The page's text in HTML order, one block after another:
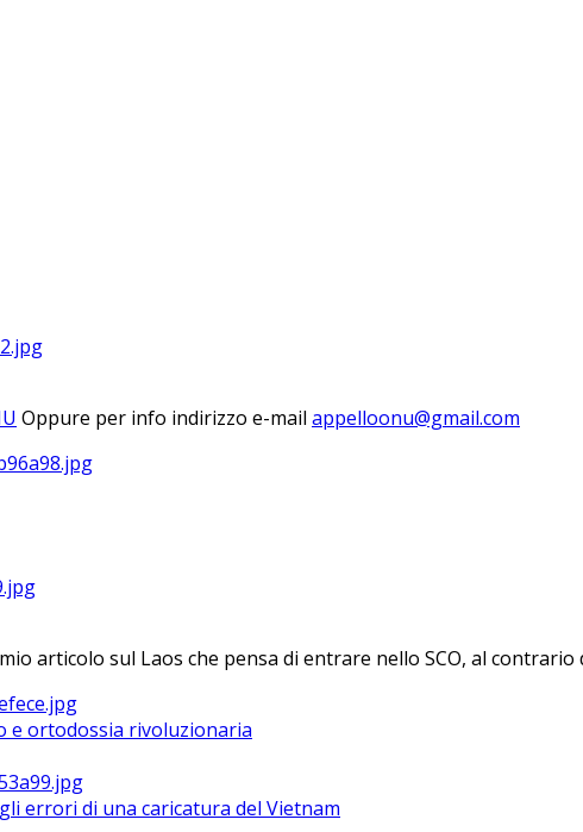
Oppure per info indirizzo e-mail
articolo sul Laos che pensa di entrare nello SCO, al contrario
e ortodossia rivoluzionaria
errori di una caricatura del Vietnam